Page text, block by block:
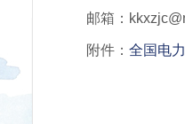
邮箱：
附件：全国电